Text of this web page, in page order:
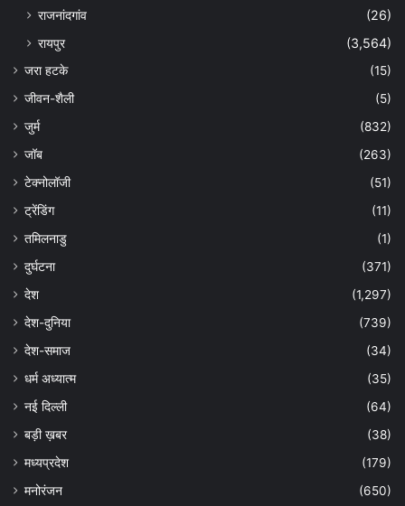
राजनांदगांव
(26)
रायपुर
(3,564)
जरा हटके
(15)
जीवन-शैली
(5)
जुर्म
(832)
जॉब
(263)
टेक्नोलॉजी
(51)
ट्रेंडिंग
(11)
तमिलनाडु
(1)
दुर्घटना
(371)
देश
(1,297)
देश-दुनिया
(739)
देश-समाज
(34)
धर्म अध्यात्म
(35)
नई दिल्ली
(64)
बड़ी ख़बर
(38)
मध्यप्रदेश
(179)
मनोरंजन
(650)